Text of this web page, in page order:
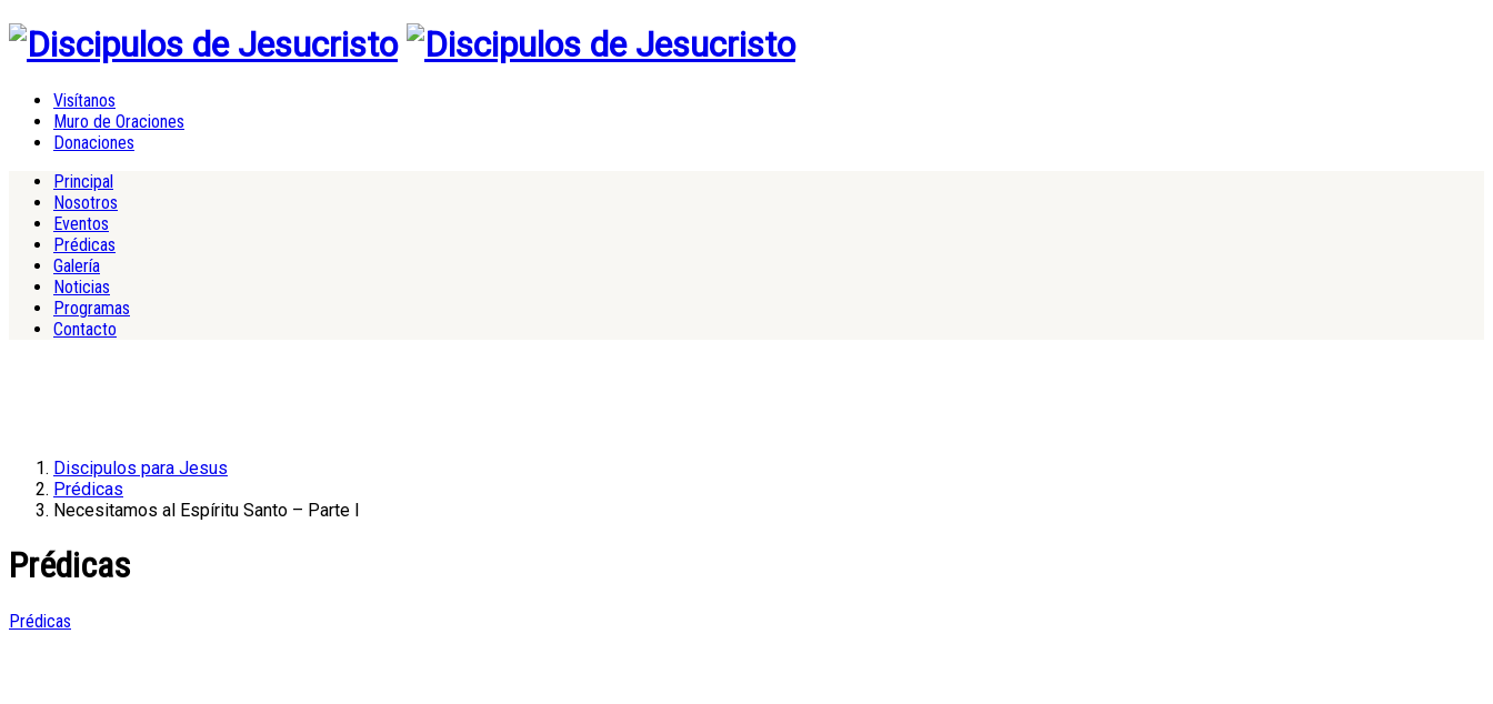
Visítanos
Muro de Oraciones
Donaciones
Principal
Nosotros
Eventos
Prédicas
Galería
Noticias
Programas
Contacto
Discipulos para Jesus
Prédicas
Necesitamos al Espíritu Santo – Parte I
Prédicas
Prédicas